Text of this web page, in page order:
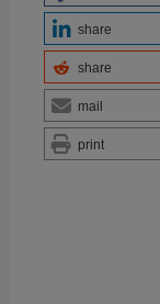
share
share
mail
print